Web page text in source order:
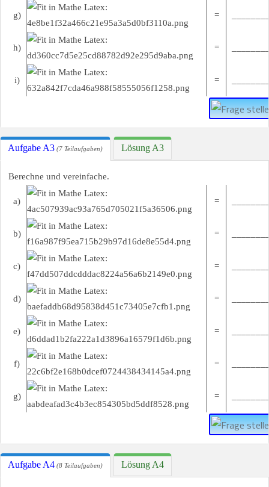
g) =
h) =
i) =
Aufgabe A3 (7 Teilaufgaben) Lösung A3
Berechne und vereinfache.
a) =
b) =
c) =
d) =
e) =
f) =
g) =
Aufgabe A4 (8 Teilaufgaben) Lösung A4